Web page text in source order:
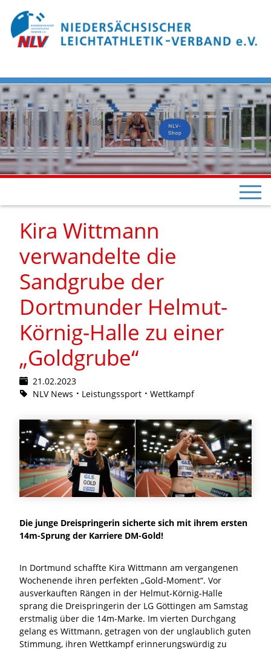
Kira Wittmann
verwandelte die
Sandgrube der
Dortmunder Helmut-
Körnig-Halle zu einer
„Goldgrube“
21.02.2023
NLV News
Leistungssport Wettkampf
Die junge Dreispringerin sicherte sich mit ihrem ersten
14m-Sprung der Karriere DM-Gold!
In Dortmund schaffte Kira Wittmann am vergangenen
Wochenende ihren perfekten „Gold-Moment“. Vor
ausverkauften Rängen in der Helmut-Körnig-Halle
sprang die Dreispringerin der LG Göttingen am Samstag
erstmalig über die 14m-Marke. Im vierten Durchgang
gelang es Wittmann, getragen von der unglaublich guten
Stimmung, ihren Wettkampf erinnerungswürdig zu